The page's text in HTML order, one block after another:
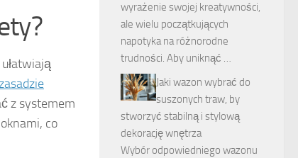
z systemem
co
wyrażenie swojej kreatywności,
ale wielu początkujących
napotyka na różnorodne
trudności. Aby uniknąć …
Jaki wazon wybrać do
suszonych traw, by
stworzyć stabilną i stylową
dekorację wnętrza
Wybór odpowiedniego wazonu